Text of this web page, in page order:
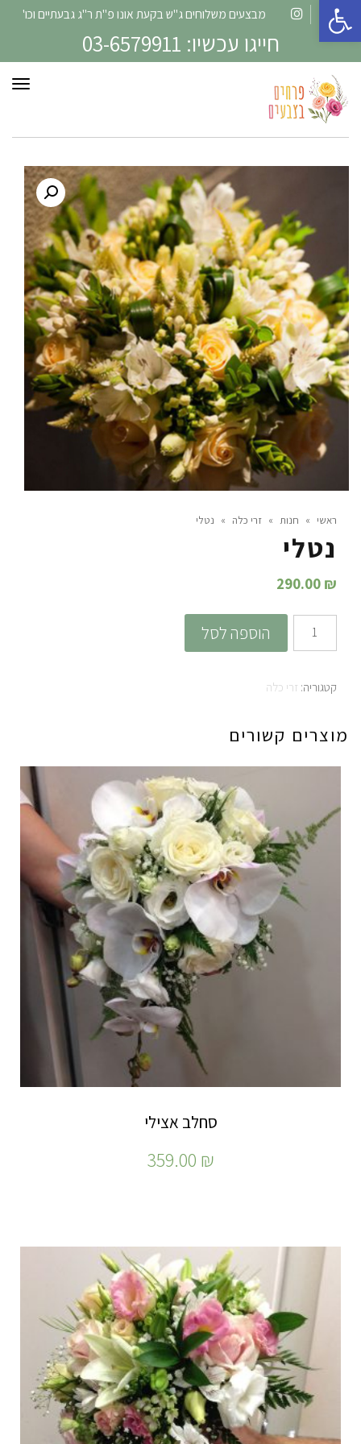
פתח סרגל נגישות
Facebook
מבצעים משלוחים ג"ש בקעת אונו פ"ת ר"ג גבעתיים וכו'
חייגו עכשיו: 03-6579911
ראשי » חנות » זרי כלה » נטלי
נטלי
290.00 ₪
כמות
של
הוספה לסל
קטגוריה: זרי כלה
מוצרים קשורים
סחלב אצילי
359.00 ₪